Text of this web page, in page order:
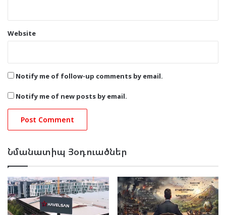
Website
Notify me of follow-up comments by email.
Notify me of new posts by email.
Նմանատիպ Յօդուածներ